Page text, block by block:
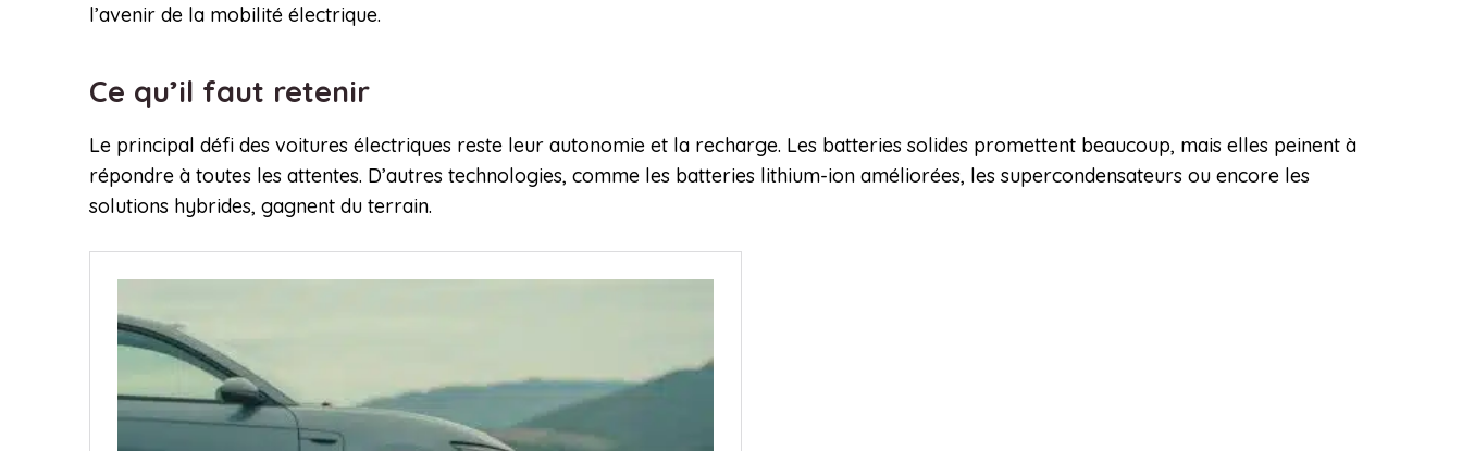
l’avenir de la mobilité électrique.
Ce qu’il faut retenir
Le principal défi des voitures électriques reste leur autonomie et la recharge. Les batteries solides promettent beaucoup, mais elles peinent à
répondre à toutes les attentes. D’autres technologies, comme les batteries lithium-ion améliorées, les supercondensateurs ou encore les
solutions hybrides, gagnent du terrain.